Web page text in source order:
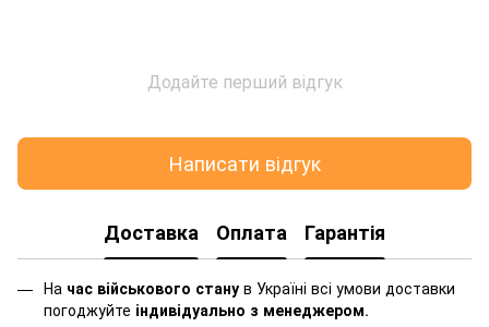
Додайте перший відгук
Написати відгук
Доставка Оплата Гарантія
На час військового стану в Україні всі умови доставки
погоджуйте індивідуально з менеджером.